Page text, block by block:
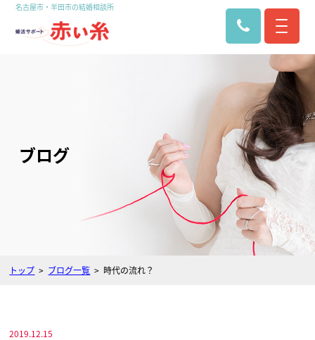
名古屋市・半田市の結婚相談所
ブログ
トップ ブログ一覧 時代の流れ？
2019.12.15